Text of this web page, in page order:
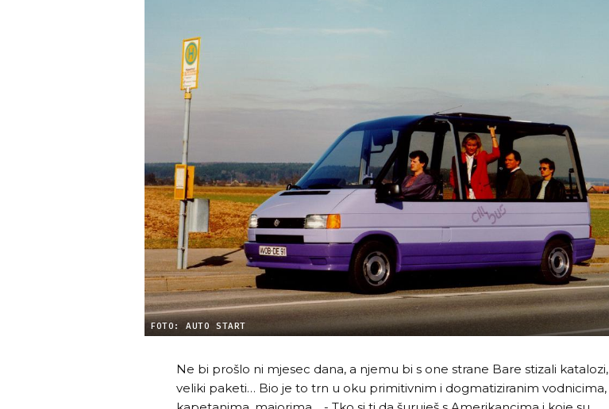
FOTO: AUTO START
Ne bi prošlo ni mjesec dana, a njemu bi s one strane Bare stizali katalozi,
veliki paketi… Bio je to trn u oku primitivnim i dogmatiziranim vodnicima,